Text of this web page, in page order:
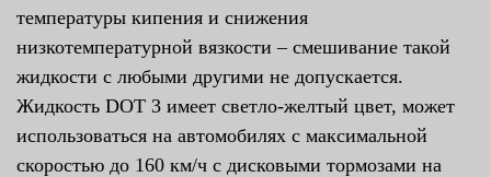
температуры кипения и снижения
низкотемпературной вязкости – смешивание такой
жидкости с любыми другими не допускается.
Жидкость DOT 3 имеет светло-желтый цвет, может
использоваться на автомобилях с максимальной
скоростью до 160 км/ч с дисковыми тормозами на